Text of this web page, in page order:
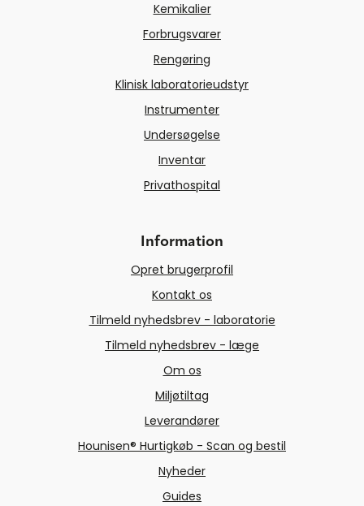
Kemikalier
Forbrugsvarer
Rengøring
Klinisk laboratorieudstyr
Instrumenter
Undersøgelse
Inventar
Privathospital
Information
Opret brugerprofil
Kontakt os
Tilmeld nyhedsbrev - laboratorie
Tilmeld nyhedsbrev - læge
Om os
Miljøtiltag
Leverandører
Hounisen® Hurtigkøb - Scan og bestil
Nyheder
Guides